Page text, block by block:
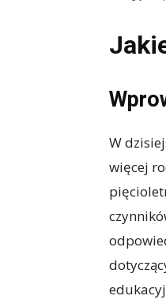
W
więcej